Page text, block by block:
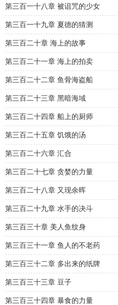
第三百一十八章 被诅咒的少女
第三百一十九章 夏德的猜测
第三百二十章 海上的故事
第三百二十一章 海上的拍卖
第三百二十二章 鱼骨海盗船
第三百二十三章 黑暗海域
第三百二十四章 船上的厨师
第三百二十五章 饥饿的汤
第三百二十六章 汇合
第三百二十七章 贪婪的力量
第三百二十八章 又现余晖
第三百二十九章 水手的决斗
第三百三十章 美人鱼纹身
第三百三十一章 鱼人的不老药
第三百三十二章 多出来的纸牌
第三百三十三章 豆子
第三百三十四章 暴食的力量